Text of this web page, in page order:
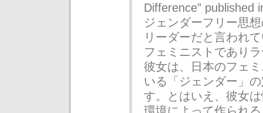
Difference” published
ジェンダーフリー思
リーダーだと言われ
フェミニストであり
彼女は、日本のフェ
いる「ジェンダー」
す。とはいえ、彼女